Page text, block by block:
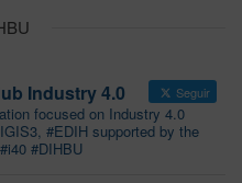
Industry 4.0 Seguir
focused on Industry 4.0
#EDIH supported by the
#DIHBU